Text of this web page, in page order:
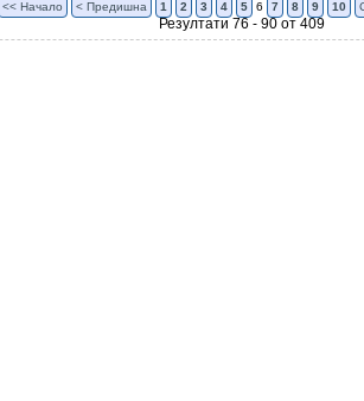
<< Начало < Предишна 1 2 3 4 5 6 7 8 9 10
Резултати 76 - 90 от 409